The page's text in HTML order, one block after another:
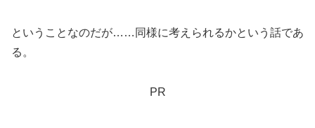
ということなのだが……同様に考えられるかという話であ
る。
PR